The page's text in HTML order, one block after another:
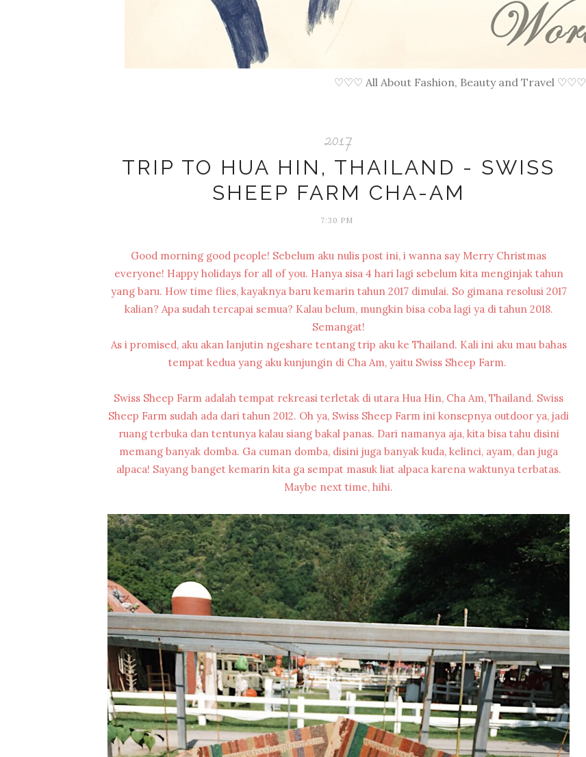
♡♡♡ All About Fashion, Beauty and Travel ♡♡♡
2017
TRIP TO HUA HIN, THAILAND - SWISS
SHEEP FARM CHA-AM
7:30 PM
Good morning good people! Sebelum aku nulis post ini, i wanna say Merry Christmas
everyone! Happy holidays for all of you. Hanya sisa 4 hari lagi sebelum kita menginjak tahun
yang baru. How time flies, kayaknya baru kemarin tahun 2017 dimulai. So gimana resolusi 2017
kalian? Apa sudah tercapai semua? Kalau belum, mungkin bisa coba lagi ya di tahun 2018.
Semangat!
As i promised, aku akan lanjutin ngeshare tentang trip aku ke Thailand. Kali ini aku mau bahas
tempat kedua yang aku kunjungin di Cha Am, yaitu Swiss Sheep Farm.
Swiss Sheep Farm adalah tempat rekreasi terletak di utara Hua Hin, Cha Am, Thailand. Swiss
Sheep Farm sudah ada dari tahun 2012. Oh ya, Swiss Sheep Farm ini konsepnya outdoor ya, jadi
ruang terbuka dan tentunya kalau siang bakal panas. Dari namanya aja, kita bisa tahu disini
memang banyak domba. Ga cuman domba, disini juga banyak kuda, kelinci, ayam, dan juga
alpaca! Sayang banget kemarin kita ga sempat masuk liat alpaca karena waktunya terbatas.
Maybe next time, hihi.